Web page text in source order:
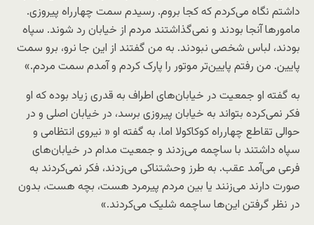
داشتم نگاه می‌کردم که کجا بروم. رسیدم سمت چهارراه پیروزی.
مامورها آنجا بودند و نمی‌گذاشتند مردم از خیابان رد شوند. سپاه
بودند، لباس شخصی نبودند. به من گفتند از این جا نرو، برو سمت
پایین. من رفتم پایین‌تر موتور را پارک کردم و آمدم سمت مردم.»
به گفته او جمعیت در خیابان‌های اطراف به قدری زیاد بوده که او
فکر نمی‌کرده بتواند به خیابان پیروزی برسد، در خیابان اصلی و در
حوالی تقاطع چهارراه کوکاکولا اما، به گفته او « نیروی انتظامی و
سپاه داشتند با ساچمه می‌زدند و جمعیت مدام در خیابان‌های
فرعی می‌آمد عقب. به طرز وحشتناکی می‌زدند، فکر نمی‌کردند به
صورت دارند می‌زنند یا بین مردم پیرمرد هست، بچه هست، بدون
در نظر گرفتن این‌ها ساچمه شلیک می‌کردند.»